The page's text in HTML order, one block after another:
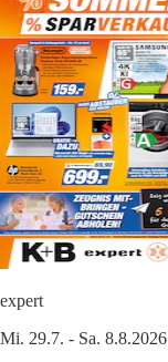
expert
Mi. 29.7. - Sa. 8.8.2026